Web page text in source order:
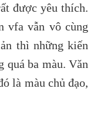
được yêu thích.
vfa vẫn vô cùng
thì những kiến
quá ba màu. Văn
là màu chủ đạo,